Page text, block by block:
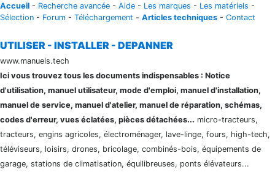
Accueil - Recherche avancée - Aide - Les marques - Les matériels -
Sélection - Forum - Téléchargement - Articles techniques - Contact
UTILISER - INSTALLER - DEPANNER
www.manuels.tech
Ici vous trouvez tous les documents indispensables : Notice
d'utilisation, manuel utilisateur, mode d'emploi, manuel d'installation,
manuel de service, manuel d'atelier, manuel de réparation, schémas,
codes d'erreur, vues éclatées, pièces détachées... micro-tracteurs,
tracteurs, engins agricoles, électroménager, lave-linge, fours, high-tech,
téléviseurs, loisirs, drones, bricolage, combinés-bois, équipements de
garage, stations de climatisation, équilibreuses, ponts élévateurs...